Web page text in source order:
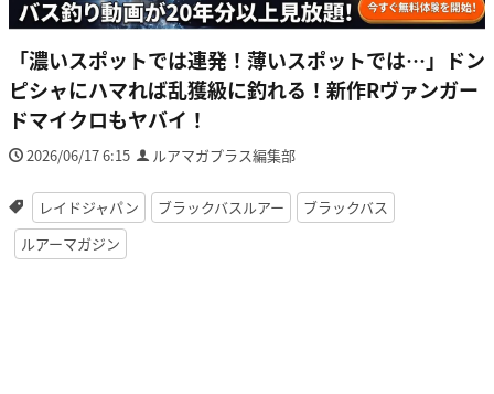
「濃いスポットでは連発！薄いスポットでは…」ドン
ピシャにハマれば乱獲級に釣れる！新作Rヴァンガー
ドマイクロもヤバイ！
2026/06/17 6:15 ルアマガプラス編集部
レイドジャパン ブラックバスルアー
ブラックバス
ルアーマガジン